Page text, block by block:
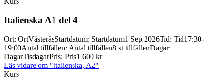
Italienska A1 del 4
Ort: OrtVästeråsStartdatum: Startdatum1 Sep 2026Tid: Tid17:30-
19:00Antal tillfällen: Antal tillfällen8 st tillfällenDagar:
DagarTisdagarPris: Pris1 600 kr
Läs vidare om "Italienska, A2"
Kurs